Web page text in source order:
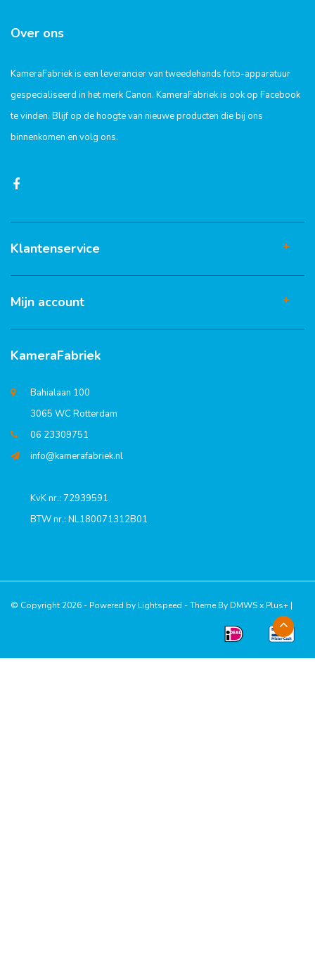
Over ons
KameraFabriek is een leverancier van tweedehands foto-apparatuur
gespecialiseerd in het merk Canon. KameraFabriek is ook op Facebook
te vinden. Blijf op de hoogte van nieuwe producten die bij ons
binnenkomen en volg ons.
Klantenservice
Mijn account
KameraFabriek
Bahialaan 100
3065 WC Rotterdam
06 23309751
info@kamerafabriek.nl
KvK nr.: 72939591
BTW nr.: NL180071312B01
© Copyright 2026 - Powered by Lightspeed - Theme By DMWSx Plus+ |